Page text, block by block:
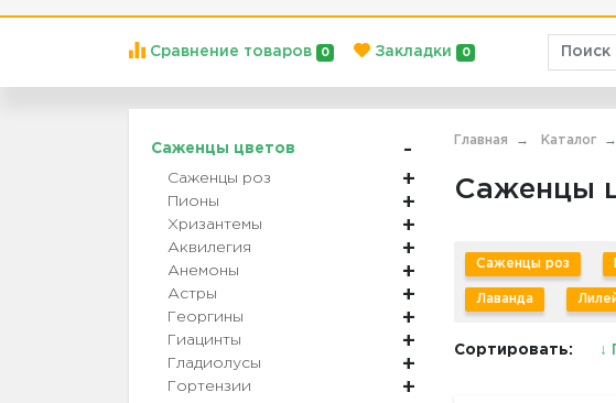
Сравнение товаров 0 Закладки 0
Саженцы цветов
Саженцы роз
Пионы
Хризантемы
Аквилегия
Анемоны
Астры
Георгины
Гиацинты
Гладиолусы
Гортензии
Главная Каталог
Саженцы
Саженцы роз
Лаванда
Сортировать: ↓